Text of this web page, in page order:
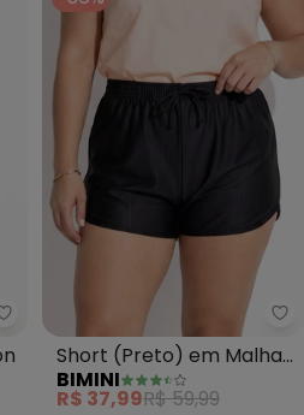
Quintess - Short (Preto) em
Short (Preto) em Malha
com Elastano
BIMINI
R$ 37,99R$ 59,99